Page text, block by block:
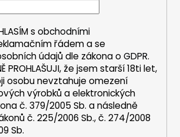
s obchodními
řádem a se
údajů dle zákona oGDPR.
PROHLAŠUJI, že jsem starší 18ti let,
osobu nevztahuje omezení
výrobků a elektronických
č. 379/2005 Sb. a následně
č. 225/2006 Sb., č. 274/2008
Sb.